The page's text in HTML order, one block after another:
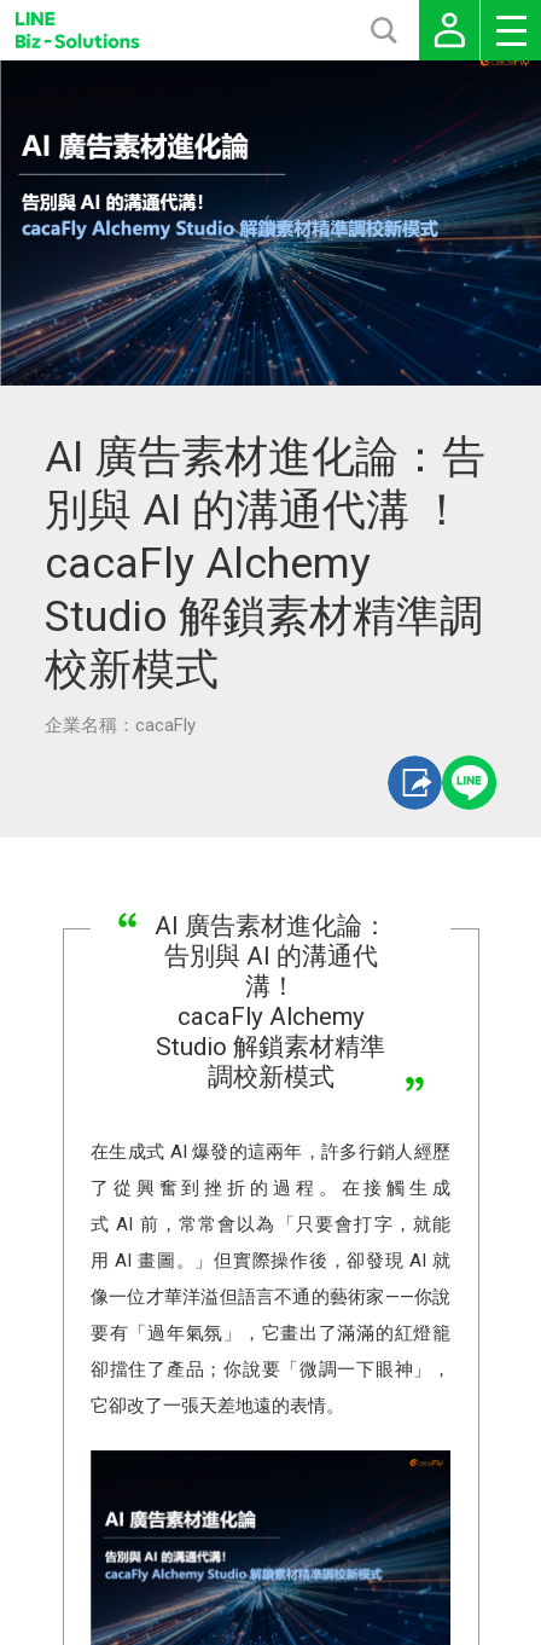
AI 廣告素材進化論：告
別與 AI 的溝通代溝 ！
cacaFly Alchemy
Studio 解鎖素材精準調
校新模式
企業名稱：cacaFly
AI 廣告素材進化論：
告別與 AI 的溝通代
溝！
cacaFly Alchemy
Studio 解鎖素材精準
調校新模式
在生成式 AI 爆發的這兩年，許多行銷人經歷
了從興奮到挫折的過程。在接觸生成
式 AI 前，常常會以為「只要會打字，就能
用 AI 畫圖。」但實際操作後，卻發現 AI 就
像一位才華洋溢但語言不通的藝術家——你說
要有「過年氣氛」，它畫出了滿滿的紅燈籠
卻擋住了產品；你說要「微調一下眼神」，
它卻改了一張天差地遠的表情。